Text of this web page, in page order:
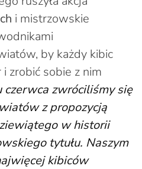
i mistrzowskie
by każdy kibic
i zrobić sobie z nim
czerwca zwróciliśmy się
z propozycją
w historii
tytułu. Naszym
kibiców